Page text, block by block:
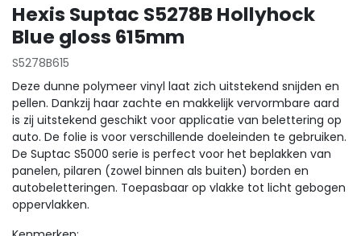
Hexis Suptac S5278B Hollyhock
Blue gloss 615mm
S5278B615
Deze dunne polymeer vinyl laat zich uitstekend snijden en
pellen. Dankzij haar zachte en makkelijk vervormbare aard
is zij uitstekend geschikt voor applicatie van belettering op
auto. De folie is voor verschillende doeleinden te gebruiken.
De Suptac S5000 serie is perfect voor het beplakken van
panelen, pilaren (zowel binnen als buiten) borden en
autobeletteringen. Toepasbaar op vlakke tot licht gebogen
oppervlakken.